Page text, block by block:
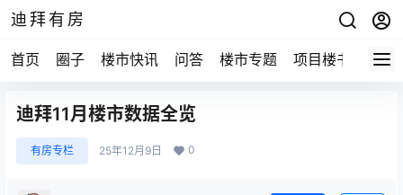
迪拜有房
首页 圈子 楼市快讯 问答 楼市专题 项目楼书
迪拜11月楼市数据全览
有房专栏 25年12月9日 0